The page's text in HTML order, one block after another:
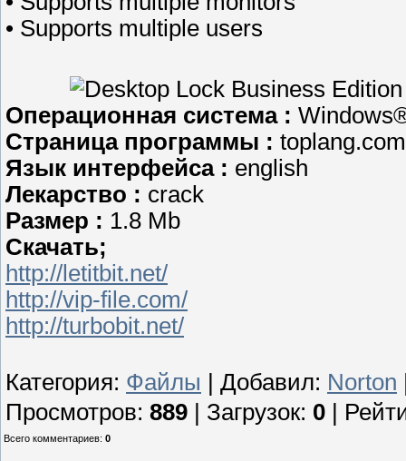
• Supports multiple users
Операционная система :
Страница программы : toplang.com
Язык интерфейса : english
Лекарство : crack
Размер : 1.8 Mb
Cкачать;
http://letitbit.net/
http://vip-file.com/
http://turbobit.net/
Категория: Файлы Добавил: Norton
Просмотров: 889 Загрузок: 0
Всего комментариев: 0